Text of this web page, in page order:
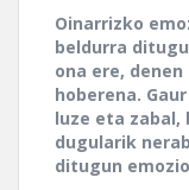
Oinarrizko
beldurra
ona ere,
hoberena.
luze eta
dugularik
ditugun